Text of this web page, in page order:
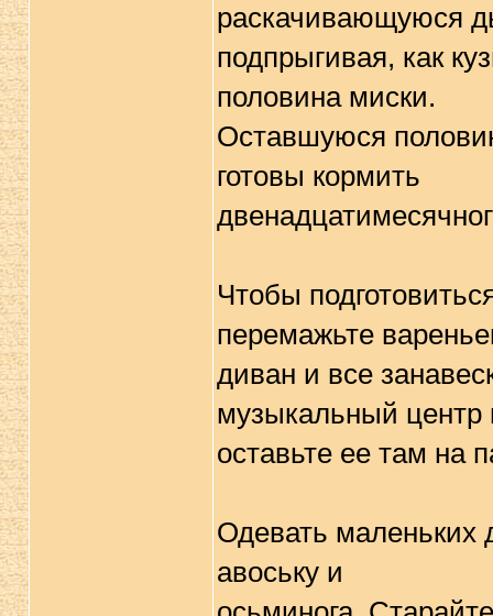
раскачивающуюся
подпрыгивая, как
половина миски.
Оставшуюся
готовы кормить
Чтобы
перемажьте
диван и все
музыкальный центр
оставьте ее там на
Одевать маленьких
авоську и